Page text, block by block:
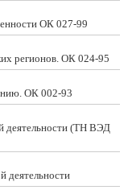
ОК 027-99
регионов. ОК 024-95
ОК 002-93
деятельности (ТН ВЭД
деятельности